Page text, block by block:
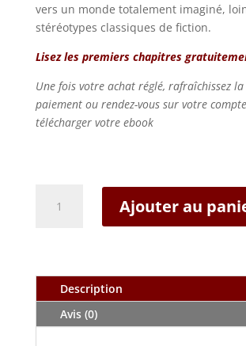
vers un monde totalement imaginé,
stéréotypes classiques de fiction.
Lisez les premiers chapitres
Une fois votre achat réglé, rafraîchissez la
paiement ou rendez-vous sur votre
télécharger votre ebook
îles
Ajouter au
Description
Avis (0)